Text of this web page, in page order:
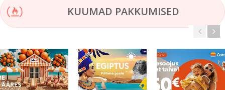
KUUMAD PAKKUMISED